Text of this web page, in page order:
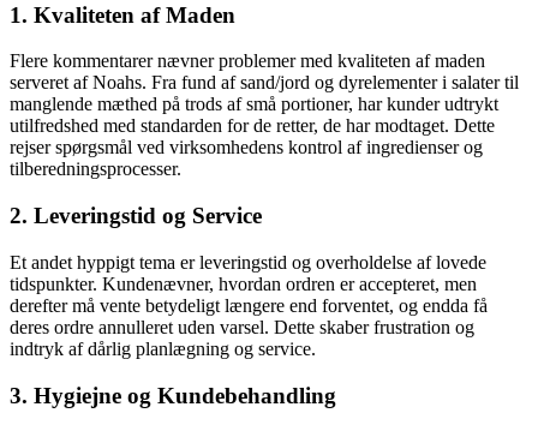
1. Kvaliteten af Maden
Flere kommentarer nævner problemer med kvaliteten af maden
serveret af Noahs. Fra fund af sand/jord og dyrelementer i salater til
manglende mæthed på trods af små portioner, har kunder udtrykt
utilfredshed med standarden for de retter, de har modtaget. Dette
rejser spørgsmål ved virksomhedens kontrol af ingredienser og
tilberedningsprocesser.
2. Leveringstid og Service
Et andet hyppigt tema er leveringstid og overholdelse af lovede
tidspunkter. Kundenævner, hvordan ordren er accepteret, men
derefter må vente betydeligt længere end forventet, og endda få
deres ordre annulleret uden varsel. Dette skaber frustration og
indtryk af dårlig planlægning og service.
3. Hygiejne og Kundebehandling